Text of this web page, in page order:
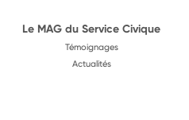
Le MAG du Service Civique
Témoignages
Actualités